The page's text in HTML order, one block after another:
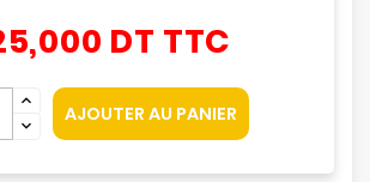
DT TTC
AJOUTER AU PANIER